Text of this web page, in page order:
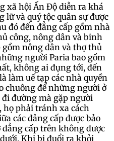
xã hội Ấn Độ diễn ra khá
lữ và quý tộc quân sự được
đó đến đẳng cấp gồm nhà
công, nông dân và binh
nông dân và thợ thủ
người Paria bao gồm
không ai đụng tới, đến
làm uế tạp các nhà quyền
chuông để những người ở
đường mà gặp người
họ phải tránh xa cách
các đảng cấp được bảo
cấp trên không được
Khi bị đuổi ra khỏi